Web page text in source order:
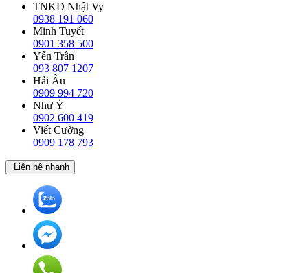
TNKD Nhật Vy
0938 191 060
Minh Tuyết
0901 358 500
Yến Trần
093 807 1207
Hải Âu
0909 994 720
Như Ý
0902 600 419
Viết Cường
0909 178 793
Liên hệ nhanh